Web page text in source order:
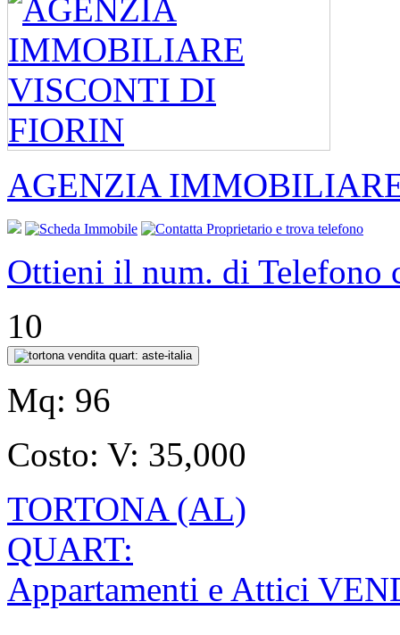
AGENZIA
Ottieni il num. di Telefono
10
Mq: 96
Costo: V: 35,000
TORTONA (AL)
QUART:
Appartamenti e Attici